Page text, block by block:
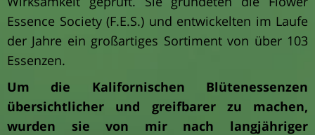
Essence Society (F.E.S.) und entwickelten im Laufe
der Jahre ein großartiges Sortiment von über 103
Essenzen.
Um die Kalifornischen Blütenessenzen
übersichtlicher und greifbarer zu machen,
wurden sie von mir nach langjähriger